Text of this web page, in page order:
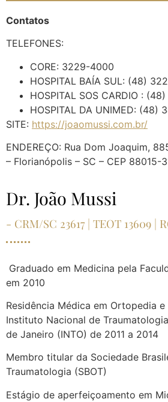
Contatos
TELEFONES:
CORE: 3229-4000
HOSPITAL BAÍA SUL: (48)
HOSPITAL SOS CARDIO :
HOSPITAL DA UNIMED: (48)
SITE: https://joaomussi.com.br/
ENDEREÇO: Rua Dom Joaquim,
– Florianópolis – SC – CEP 88015-
Dr. João Mussi
- CRM/SC 23617 | TEOT 13609 |
Graduado em Medicina pela
em 2010
Residência Médica em Ortopedia
Instituto Nacional de
de Janeiro (INTO) de 2011 a 2014
Membro titular da Sociedade
Traumatologia (SBOT)
Estágio de aperfeiçoamento em